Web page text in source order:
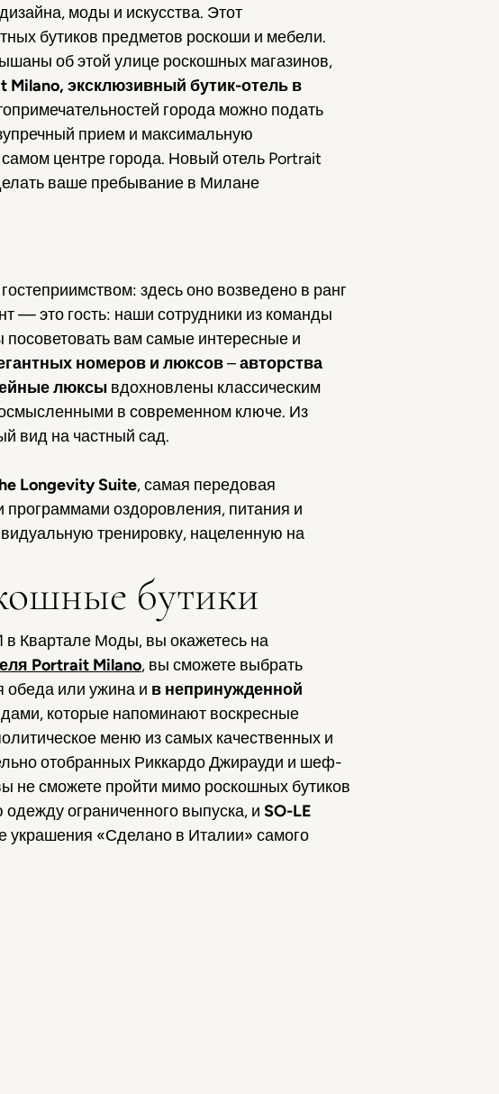
моды и искусства. Этот
бутиков предметов роскоши и мебели.
об этой улице роскошных магазинов,
Milano, эксклюзивный бутик-отель в
города можно подать
прием и максимальную
центре города. Новый отель Portrait
ваше пребывание в Милане
здесь оно возведено в ранг
— это гость: наши сотрудники из команды
вам самые интересные и
номеров и люксов–авторства
люксы вдохновлены классическим
в современном ключе. Из
вид на частный сад.
Longevity Suite, самая передовая
оздоровления, питания и
тренировку, нацеленную на
бутики
в Квартале Моды, вы окажетесь на
Portrait Milano, вы сможете выбрать
обеда или ужина и в непринужденной
которые напоминают воскресные
меню из самых качественных и
отобранных Риккардо Джирауди и шеф-
не сможете пройти мимо роскошных бутиков
ограниченного выпуска, и SO-LE
украшения «Сделано в Италии» самого